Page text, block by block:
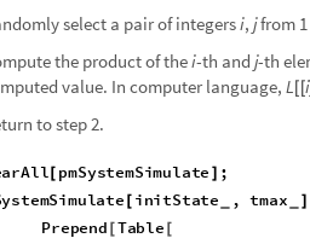
select a pair of integersi, jfrom
the product of thei-th and j-th
value. In computer language, L [ [i]
to step 2.
arAll [ pmSystemSimulate ] ;
ystemSimulate [ initState , tmax ]
Prepend [Table [